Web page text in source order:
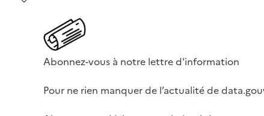
Abonnez-vous à notre lettre d'information
Pour ne rien manquer de l’actualité de